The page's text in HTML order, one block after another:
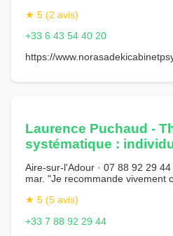
★ 5 (2 avis)
+33 6 43 54 40 20
https://
Laurence Puchaud -
systématique :
Aire-sur-l'Adour · 07 88 92 29
mar. "Je recommande vivement
★ 5 (5 avis)
+33 7 88 92 29 44